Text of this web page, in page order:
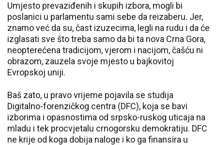
Umjesto prevaziđenih i skupih izbora, mogli bi
poslanici u parlamentu sami sebe da reizaberu. Jer,
znamo već da su, čast izuzecima, legli na rudu i da će
izglasati sve što treba samo da bi ta nova Crna Gora,
neopterećena tradicijom, vjerom i nacijom, čašću ni
obrazom, zauzela svoje mjesto u bajkovitoj
Evropskoj uniji.
Baš zato, u pravo vrijeme pojavila se studija
Digitalno-forenzičkog centra (DFC), koja se bavi
izborima i opasnostima od srpsko-ruskog uticaja na
mladu i tek procvjetalu crnogorsku demokratiju. DFC
ne krije od koga dobija naloge i ko ga finansira u